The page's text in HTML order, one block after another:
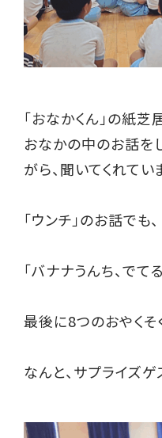
「おなかくん」の紙
おなかの中のお話を
がら、聞いてくれてい
「ウンチ」のお話でも、
「バナナうんち、でて
最後に8つのおやくそ
なんと、サプライズゲ